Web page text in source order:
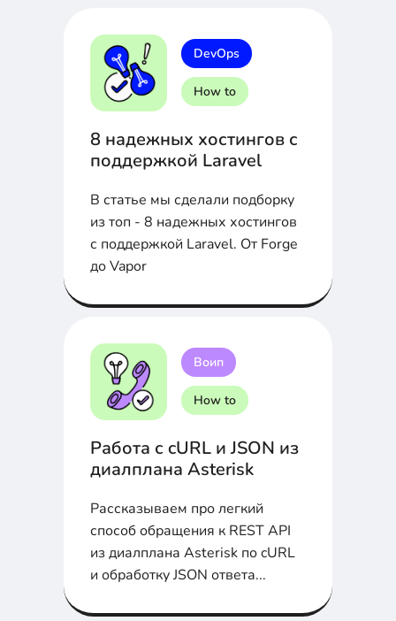
DevOps
How to
8 надежных хостингов с
поддержкой Laravel
В статье мы сделали подборку
из топ - 8 надежных хостингов
с поддержкой Laravel. От Forge
до Vapor
Воип
How to
Работа с cURL и JSON из
диалплана Asterisk
Рассказываем про легкий
способ обращения к REST API
из диалплана Asterisk по cURL
и обработку JSON ответа...